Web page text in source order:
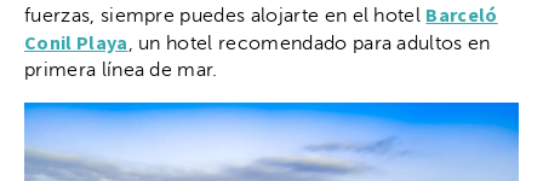
fuerzas, siempre puedes alojarte en el hotel Barceló
Conil Playa, un hotel recomendado para adultos en
primera línea de mar.